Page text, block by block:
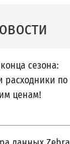
сезона:
расходники по
ценам!